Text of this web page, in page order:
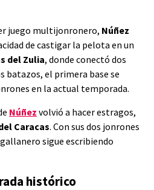
juego multijonronero, Núñez
de castigar la pelota en un
del Zulia, donde conectó dos
batazos, el primera base se
en la actual temporada.
Núñez volvió a hacer estragos,
Caracas. Con sus dos jonrones
sigue escribiendo
histórico